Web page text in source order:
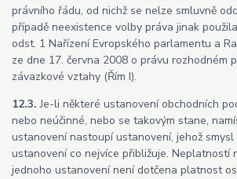
právního řádu, od nichž se nelze smluvně
případě neexistence volby práva jinak
odst. 1 Nařízení Evropského parlamentu a
ze dne 17. června 2008 o právu rozhodném
závazkové vztahy (Řím I).
12.3.Je-li některé ustanovení obchodních
nebo neúčinné, nebo se takovým stane,
ustanovení nastoupí ustanovení, jehož
ustanovení co nejvíce přibližuje. Neplatností
jednoho ustanovení není dotčena platnost